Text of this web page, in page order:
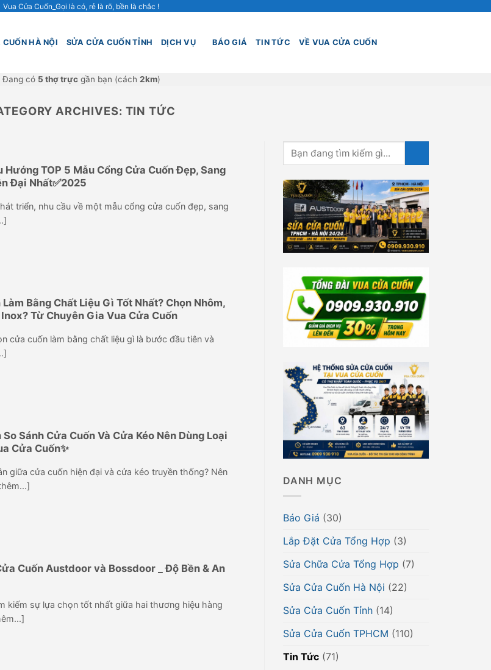
Vua Cửa Cuốn_Gọi là có, rẻ là rõ, bền là chắc !
HÀ NỘI SỬA CỬA CUỐN TỈNH DỊCH VỤ BÁO GIÁ TIN TỨC VỀ VUA CỬA CUỐN
Đang có 5 thợ trựcgần bạn (cách 2km)
ARCHIVES: TIN TỨC
Hướng TOP 5 Mẫu Cổng Cửa Cuốn Đẹp, Sang
Đại Nhất✅2025
triển, nhu cầu về một mẫu cổng cửa cuốn đẹp, sang
Bằng Chất Liệu Gì Tốt Nhất? Chọn Nhôm,
Từ Chuyên Gia Vua Cửa Cuốn
cửa cuốn làm bằng chất liệu gì là bước đầu tiên và
Sánh Cửa Cuốn Và Cửa Kéo Nên Dùng Loại
Cửa Cuốn✨
giữa cửa cuốn hiện đại và cửa kéo truyền thống? Nên
Cuốn Austdoor và Bossdoor _ Độ Bền & An
kiếm sự lựa chọn tốt nhất giữa hai thương hiệu hàng
DANH MỤC
Báo Giá (30)
Lắp Đặt Cửa Tổng Hợp (3)
Sửa Chữa Cửa Tổng Hợp (7)
Sửa Cửa Cuốn Hà Nội (22)
Sửa Cửa Cuốn Tỉnh (14)
Sửa Cửa Cuốn TPHCM (110)
Tin Tức (71)